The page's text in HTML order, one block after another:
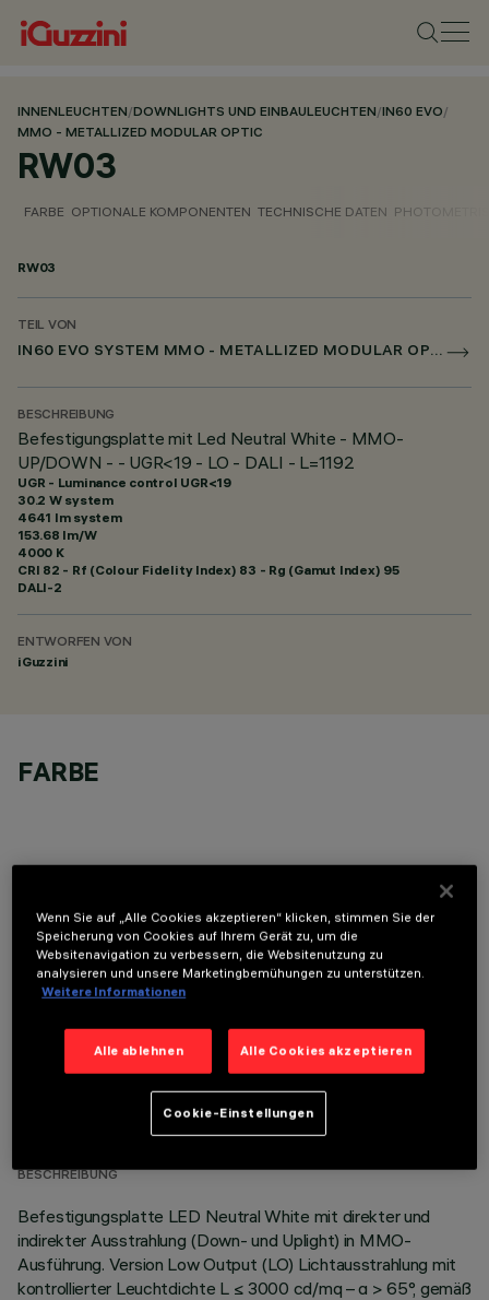
INNENLEUCHTEN/DOWNLIGHTS UND EINBAULEUCHTEN/IN60 EVO/
MMO - METALLIZED MODULAR OPTIC
RW03
FARBE OPTIONALE KOMPONENTEN TECHNISCHE DATEN
RW03
TEIL VON
IN60 EVO SYSTEM MMO - METALLIZED MODULAR OPTIC
BESCHREIBUNG
Befestigungsplatte mit Led Neutral White - MMO-
UP/DOWN - - UGR<19 - LO - DALI - L=1192
UGR - Luminance control UGR<19
30.2 W system
4641 lm system
153.68 lm/W
4000 K
CRI 82 - Rf (Colour Fidelity Index) 83 - Rg (Gamut Index) 95
DALI-2
ENTWORFEN VON
iGuzzini
FARBE
OPTIONALE KOMPONENTEN
TECHNISCHE DATEN
LETZTES UPDATE: 06.08.2026
BESCHREIBUNG
Befestigungsplatte LED Neutral White mit direkter und
indirekter Ausstrahlung (Down- und Uplight) in MMO-
Ausführung. Version Low Output (LO) Lichtausstrahlung mit
kontrollierter Leuchtdichte L ≤ 3000 cd/mq – α > 65°, gemäß
Wenn Sie auf „Alle Cookies akzeptieren“ klicken, stimmen Sie der
Speicherung von Cookies auf Ihrem Gerät zu, um die
Websitenavigation zu verbessern, die Websitenutzung zu
analysieren und unsere Marketingbemühungen zu unterstützen.
Weitere Informationen
Alle ablehnen Alle Cookies akzeptieren
Cookie-Einstellungen